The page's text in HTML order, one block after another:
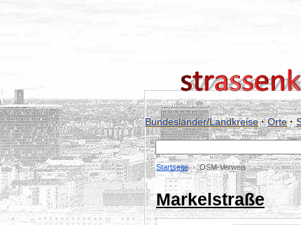
Bundesländer/Landkreise·Orte·
Startseite OSM-Verweis
Markelstraße